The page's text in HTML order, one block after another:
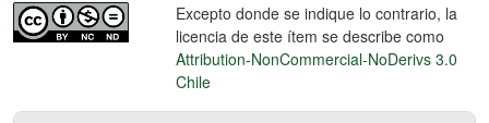
Excepto donde se indique lo contrario, la
licencia de este ítem se describe como
Attribution-NonCommercial-NoDerivs 3.0
Chile